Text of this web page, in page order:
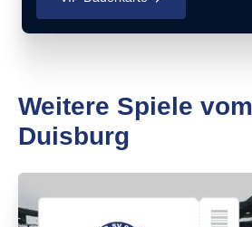
Weitere Spiele
Duisburg